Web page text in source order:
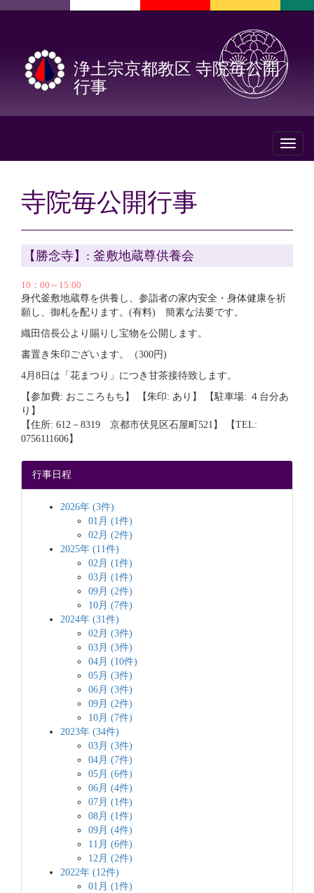
浄土宗京都教区 寺院毎公開
行事
Toggle
寺院毎公開行事
【勝念寺】: 釜敷地蔵尊供養会
10：00～15:00
身代釜敷地蔵尊を供養し、参詣者の家内安全・身体健康を祈
願し、御札を配ります。(有料) 簡素な法要です。
織田信長公より賜りし宝物を公開します。
書置き朱印ございます。（300円)
4月8日は「花まつり」につき甘茶接待致します。
【参加費: おこころもち】 【朱印: あり】 【駐車場: ４台分あ
り】
【住所: 612－8319 京都市伏見区石屋町521】 【TEL:
0756111606】
行事日程
2026年 (3件)
01月 (1件)
02月 (2件)
2025年 (11件)
02月 (1件)
03月 (1件)
09月 (2件)
10月 (7件)
2024年 (31件)
02月 (3件)
03月 (3件)
04月 (10件)
05月 (3件)
06月 (3件)
09月 (2件)
10月 (7件)
2023年 (34件)
03月 (3件)
04月 (7件)
05月 (6件)
06月 (4件)
07月 (1件)
08月 (1件)
09月 (4件)
11月 (6件)
12月 (2件)
2022年 (12件)
01月 (1件)